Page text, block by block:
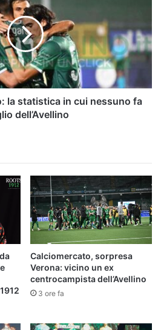
la statistica in cui nessuno fa
dell’Avellino
Calciomercato, sorpresa
Verona: vicino un ex
centrocampista dell’Avellino
3 ore fa